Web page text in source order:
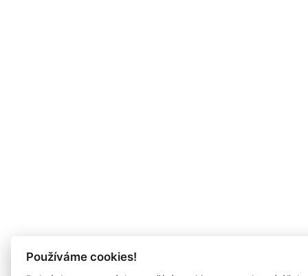
Používáme cookies!